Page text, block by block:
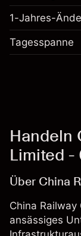
1-Jahres-
Tagesspanne
Handeln
Limited
Über China
China
ansässiges